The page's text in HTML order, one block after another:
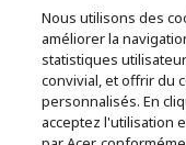
https://
Nous utilisons des
améliorer la
statistiques
convivial, et offrir du
personnalisés. En
acceptez l'utilisation